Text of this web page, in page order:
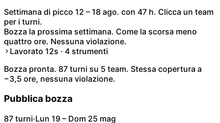
Settimana di picco 12 – 18 ago. con 47 h. Clicca un team
per i turni.
Bozza la prossima settimana. Come la scorsa meno
quattro ore. Nessuna violazione.
Lavorato 12s · 4 strumenti
Bozza pronta. 87 turni su 5 team. Stessa copertura a
−3,5 ore, nessuna violazione.
Pubblica bozza
87 turni·Lun 19 – Dom 25 mag